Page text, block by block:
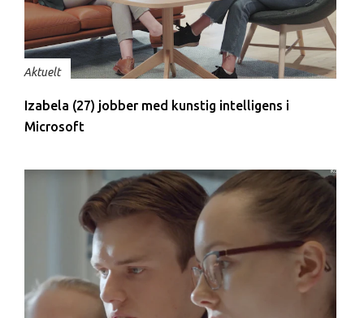
Aktuelt
Izabela (27) jobber med kunstig intelligens i
Microsoft